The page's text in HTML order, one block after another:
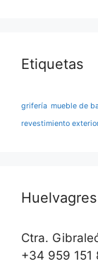
Etiquetas
grifería mueble de
revestimiento
Ctra.
+34 959 151